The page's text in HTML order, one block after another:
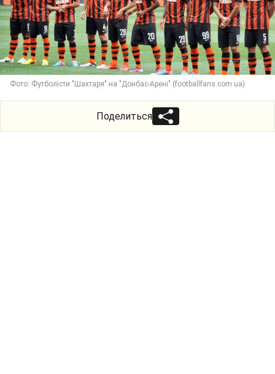
Фото: Футболісти "Шахтаря" на "Донбас-Арені" (footballfans.com.ua)
Поделиться